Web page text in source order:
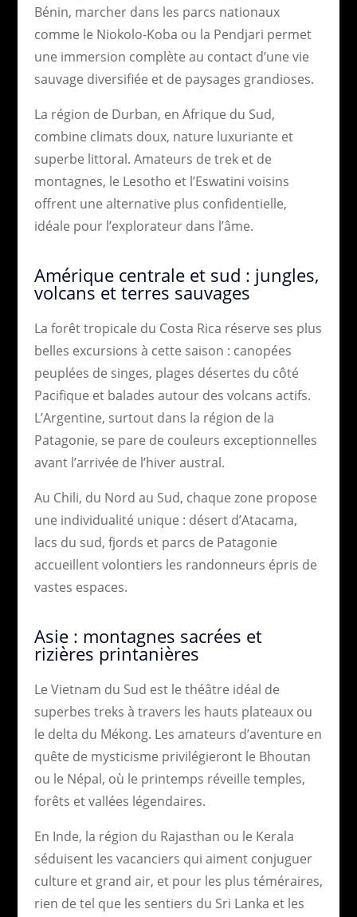
Bénin, marcher dans les parcs nationaux
comme le Niokolo-Koba ou la Pendjari permet
une immersion complète au contact d’une vie
sauvage diversifiée et de paysages grandioses.
La région de Durban, en Afrique du Sud,
combine climats doux, nature luxuriante et
superbe littoral. Amateurs de trek et de
montagnes, le Lesotho et l’Eswatini voisins
offrent une alternative plus confidentielle,
idéale pour l’explorateur dans l’âme.
Amérique centrale et sud : jungles,
volcans et terres sauvages
La forêt tropicale du Costa Rica réserve ses plus
belles excursions à cette saison : canopées
peuplées de singes, plages désertes du côté
Pacifique et balades autour des volcans actifs.
L’Argentine, surtout dans la région de la
Patagonie, se pare de couleurs exceptionnelles
avant l’arrivée de l’hiver austral.
Au Chili, du Nord au Sud, chaque zone propose
une individualité unique : désert d’Atacama,
lacs du sud, fjords et parcs de Patagonie
accueillent volontiers les randonneurs épris de
vastes espaces.
Asie : montagnes sacrées et
rizières printanières
Le Vietnam du Sud est le théâtre idéal de
superbes treks à travers les hauts plateaux ou
le delta du Mékong. Les amateurs d’aventure en
quête de mysticisme privilégieront le Bhoutan
ou le Népal, où le printemps réveille temples,
forêts et vallées légendaires.
En Inde, la région du Rajasthan ou le Kerala
séduisent les vacanciers qui aiment conjuguer
culture et grand air, et pour les plus téméraires,
rien de tel que les sentiers du Sri Lanka et les